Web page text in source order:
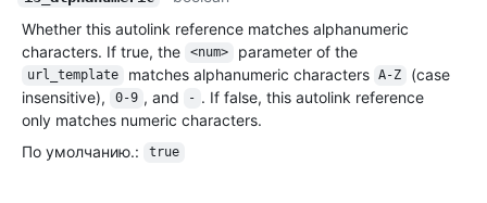
Whether this autolink reference matches alphanumeric
characters. If true, the
<num> parameter of the
url_template matches alphanumeric characters A-Z
(case
insensitive),
0-9 , and - . If false, this autolink reference
only matches numeric characters.
По умолчанию.: true